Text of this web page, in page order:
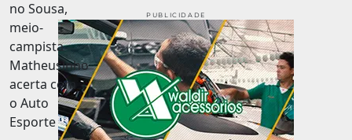
PUBLICIDADE